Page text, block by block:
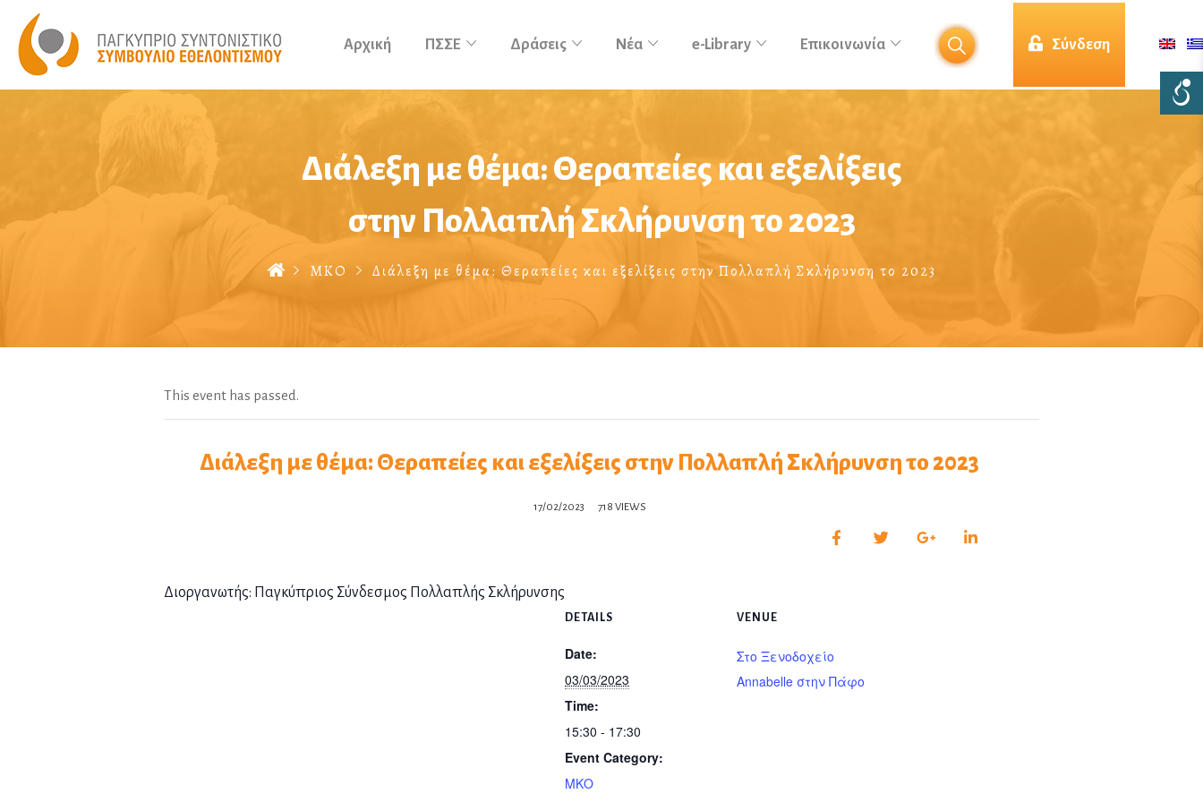
Αρχική ΠΣΣΕ Δράσεις Νέα e-Library Επικοινωνία Σύνδεση
Διάλεξη με θέμα: Θεραπείες και εξελίξεις
στην Πολλαπλή Σκλήρυνση το 2023
ΜΚΟ Διάλεξη με θέμα: Θεραπείες και εξελίξεις στην Πολλαπλή Σκλήρυνση το 2023
This event has passed.
Διάλεξη με θέμα: Θεραπείες και εξελίξεις στην Πολλαπλή Σκλήρυνση το 2023
17/02/2023 718 VIEWS
Διοργανωτής: Παγκύπριος Σύνδεσμος Πολλαπλής Σκλήρυνσης
DETAILS
Date:
03/03/2023
Time:
15:30 - 17:30
Event Category:
ΜΚΟ
VENUE
Στο Ξενοδοχείο
Annabelle στην Πάφο